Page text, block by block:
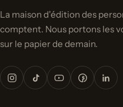
La maison d'édition des
comptent. Nous portons les
sur le papier de demain.